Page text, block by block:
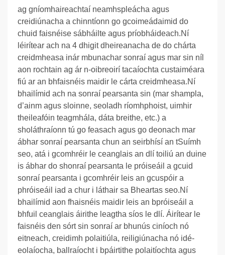
ag gníomhaireachtaí neamhspleácha agus
creidiúnacha a chinntíonn go gcoimeádaimid do
chuid faisnéise sábháilte agus príobháideach.Ní
léirítear ach na 4 dhigit dheireanacha de do chárta
creidmheasa inár mbunachar sonraí agus mar sin níl
aon rochtain ag ár n-oibreoirí tacaíochta custaiméara
fiú ar an bhfaisnéis maidir le cárta creidmheasa.Ní
bhailímid ach na sonraí pearsanta sin (mar shampla,
d’ainm agus sloinne, seoladh ríomhphoist, uimhir
theileafóin teagmhála, dáta breithe, etc.) a
sholáthraíonn tú go feasach agus go deonach mar
ábhar sonraí pearsanta chun an seirbhísí an tSuímh
seo, atá i gcomhréir le ceanglais an dlí toiliú an duine
is ábhar do shonraí pearsanta le próiseáil a gcuid
sonraí pearsanta i gcomhréir leis an gcuspóir a
phróiseáil iad a chur i láthair sa Bheartas seo.Ní
bhailímid aon fhaisnéis maidir leis an bpróiseáil a
bhfuil ceanglais áirithe leagtha síos le dlí. Áirítear le
faisnéis den sórt sin sonraí ar bhunús ciníoch nó
eitneach, creidimh polaitiúla, reiligiúnacha nó idé-
eolaíocha, ballraíocht i bpáirtithe polaitíochta agus